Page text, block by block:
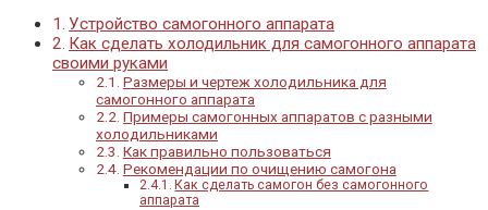
Устройство самогонного аппарата
Как сделать холодильник для самогонного аппарата
своими руками
Размеры и чертеж холодильника для
самогонного аппарата
Примеры самогонных аппаратов с разными
холодильниками
Как правильно пользоваться
Рекомендации по очищению самогона
Как сделать самогон без самогонного
аппарата